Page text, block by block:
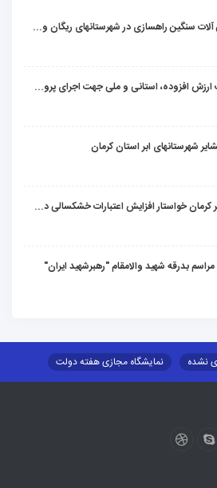
رونمایی از ماشین آلات سنگین راهسازی در شهرستانهای ریگان و گنبکی
تخصیص اعتبارات ارزش افزوده، استانی و ملی جهت اجرای پروژه‌های عمرانی در شهرستان گنبکی
شهرستانهای ابر استان کرمان
مدیرکل امور عشایر کرمان خواستار افزایش اعتبارات خشکسالی در سال جدید شد
بدرقه شهید والامقام "رهبرشهید ایران"
نشده
نمایشگاه مجازی هفته دولت
کانون توسعه
طرح و برنامه